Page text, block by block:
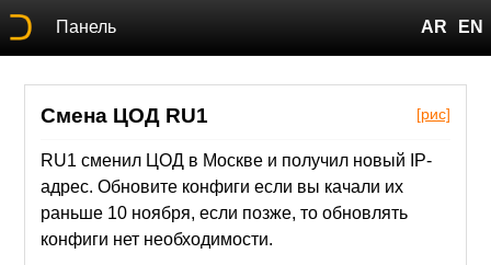
Панель AR EN
[рис]
Смена ЦОД RU1
RU1 сменил ЦОД в Москве и получил новый IP-
адрес. Обновите конфиги если вы качали их
раньше 10 ноября, если позже, то обновлять
конфиги нет необходимости.